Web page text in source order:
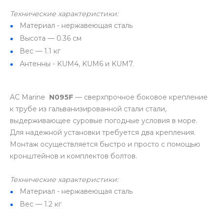
Технические характеристики:
Материал - нержавеющая сталь
Высота — 0.36 см
Вес — 1.1 кг
Антенны - KUM4, KUM6 и KUM7.
AC Marine N095F — сверхпрочное боковое крепление
к трубе из гальванизированной стали стали,
выдерживающее суровые погодные условия в море.
Для надежной установки требуется два крепления.
Монтаж осуществляется быстро и просто с помощью
кронштейнов и комплектов болтов.
Технические характеристики:
Материал - нержавеющая сталь
Вес — 1.2 кг